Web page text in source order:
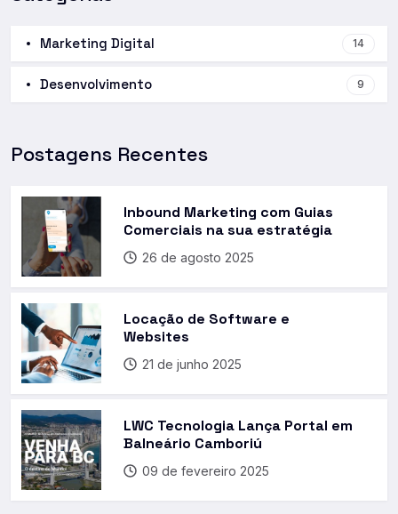
Marketing Digital 14
Desenvolvimento 9
Postagens Recentes
Inbound Marketing com Guias
Comerciais na sua estratégia
26 de agosto 2025
Locação de Software e
Websites
21 de junho 2025
LWC Tecnologia Lança Portal em
Balneário Camboriú
09 de fevereiro 2025